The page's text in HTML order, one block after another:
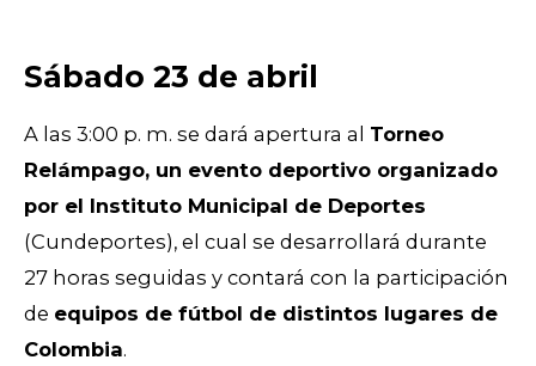
Sábado 23 de abril
A las 3:00 p. m. se dará apertura al Torneo
Relámpago, un evento deportivo organizado
por el Instituto Municipal de Deportes
(Cundeportes), el cual se desarrollará durante
27 horas seguidas y contará con la participación
de equipos de fútbol de distintos lugares de
Colombia.